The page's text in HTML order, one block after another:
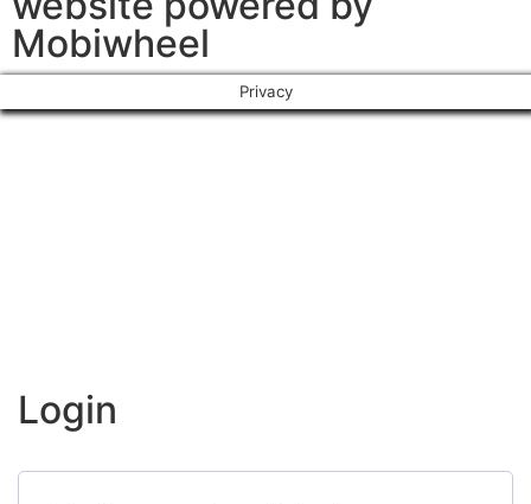
Mobiwheel
Privacy
Login